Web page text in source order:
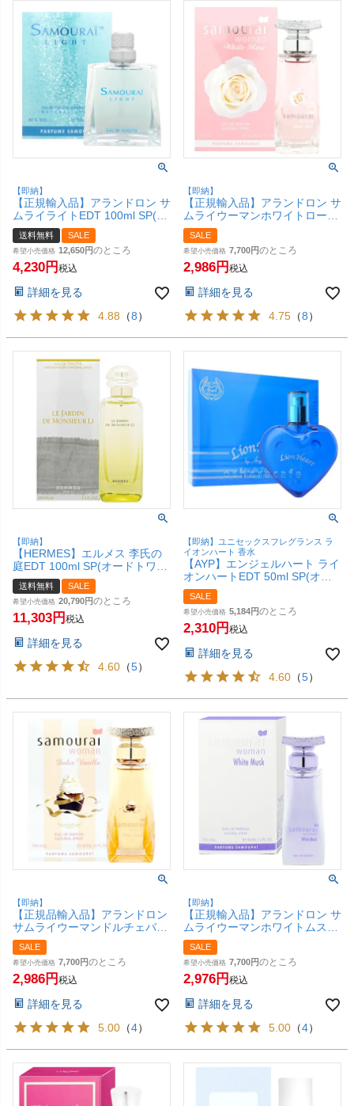
【即納】
【正規輸入品】アランドロン サ
ムライライトEDT 100ml SP(オ
ードトワレ)【香水】【宅配便
送料無料】
送料無料 SALE
希望小売価格 12,650 のところ
4,230 税込
詳細を見る
4.88 （8）
【即納】
【正規輸入品】アランドロン サ
ムライウーマンホワイトローズ
EDP 40ml SP(オードパルファ
ム)【香水】【SBT】
SALE
希望小売価格 7,700 のところ
2,986 税込
詳細を見る
4.75 （8）
【即納】
【HERMES】エルメス 李氏の
庭EDT 100ml SP(オードトワ
レ)【香水】【宅配便送料無
料】
送料無料 SALE
希望小売価格 20,790 のところ
11,303 税込
詳細を見る
4.60 （5）
【即納】ユニセックスフレグランス ラ
イオンハート 香水
【AYP】エンジェルハート ライ
オンハートEDT 50ml SP(オー
ドトワレ)【香水】【SBT】
SALE
希望小売価格 5,184 のところ
2,310 税込
詳細を見る
4.60 （5）
【即納】
【正規品輸入品】アランドロン
サムライウーマンドルチェバニ
ラEDP 30ml SP(オードパルフ
ァム)【香水】【SBT】
SALE
希望小売価格 7,700 のところ
2,986 税込
詳細を見る
5.00 （4）
【即納】
【正規輸入品】アランドロン サ
ムライウーマンホワイトムスク
EDP 40ml SP(オードパルファ
ム)【香水】【SBT】
SALE
希望小売価格 7,700 のところ
2,976 税込
詳細を見る
5.00 （4）